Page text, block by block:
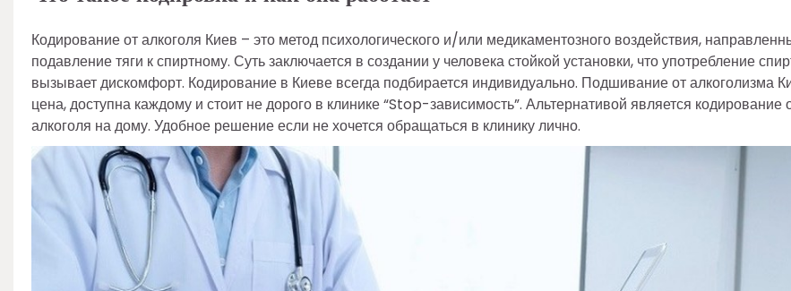
Кодирование от алкоголя Киев – это метод психологического и/или медикаментозного воздействия,
подавление тяги к спиртному. Суть заключается в создании у человека стойкой установки, что употребление
вызывает дискомфорт. Кодирование в Киеве всегда подбирается индивидуально. Подшивание от алкоголизма
цена, доступна каждому и стоит не дорого в клинике “Stop-зависимость”. Альтернативой является кодирование
алкоголя на дому. Удобное решение если не хочется обращаться в клинику лично.